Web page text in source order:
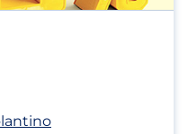
(apri in un nuovo